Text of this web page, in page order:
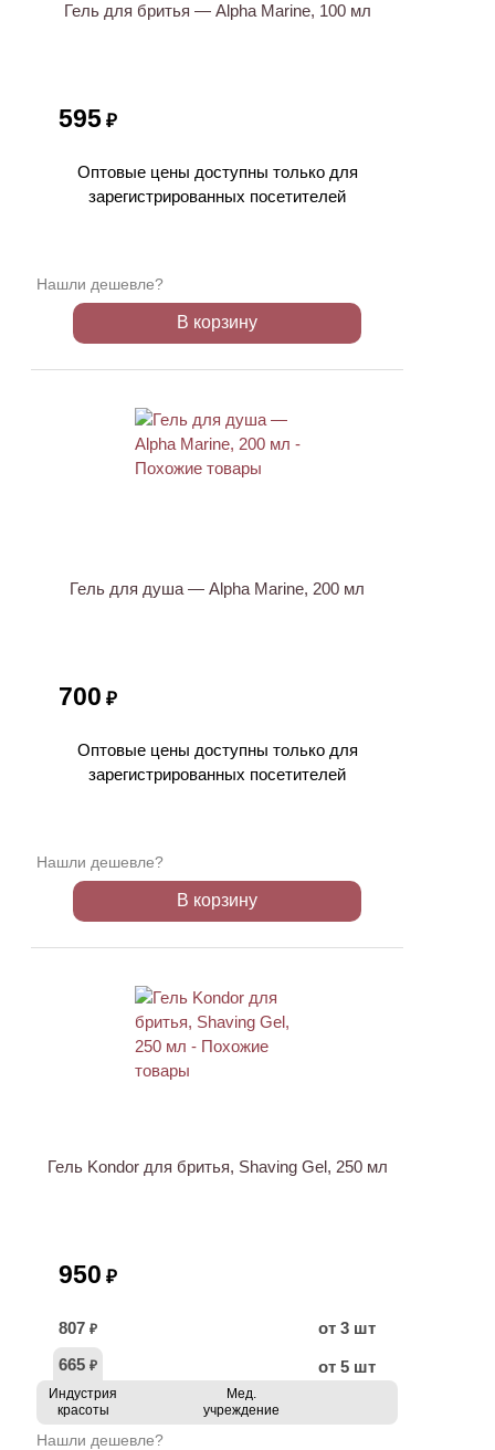
Гель для бритья — Alpha Marine, 100 мл
595 ₽
Оптовые цены доступны только для
зарегистрированных посетителей
Нашли дешевле?
В корзину
Гель для душа — Alpha Marine, 200 мл
700 ₽
Оптовые цены доступны только для
зарегистрированных посетителей
Нашли дешевле?
В корзину
Гель Kondor для бритья, Shaving Gel, 250 мл
950 ₽
807 ₽
от 3 шт
665 ₽ от 5 шт
Индустрия
красоты
Мед.
учреждение
Нашли дешевле?